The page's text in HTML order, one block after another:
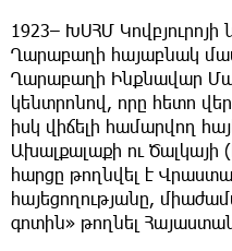
1923– ԽՍՀՄ Կովբյուրոյի
Ղարաբաղի հայաբնակ
Ղարաբաղի Ինքնավար
կենտրոնով, որը հետո
իսկ վիճելի համարվող
Ախալքալաքի ու
հարցը թողնվել է
հայեցողությանը,
գոտին» թողնել